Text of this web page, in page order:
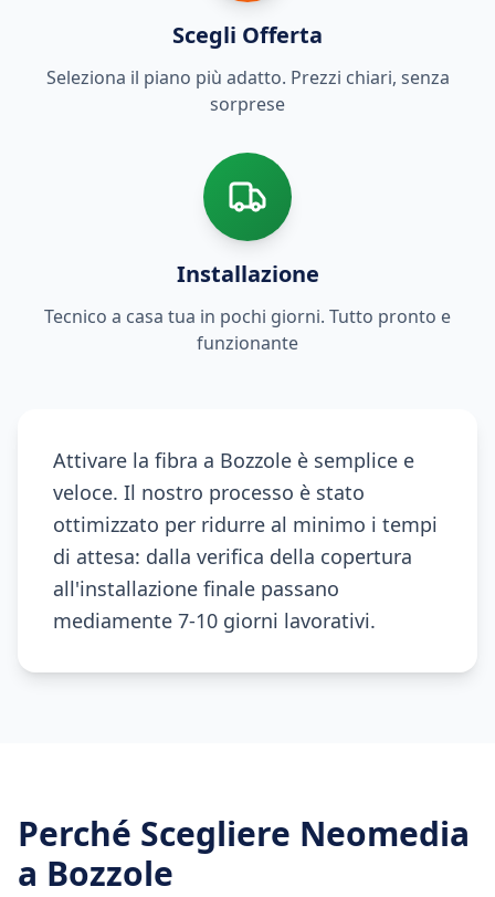
Scegli Offerta
Seleziona il piano più adatto. Prezzi chiari, senza
sorprese
Installazione
Tecnico a casa tua in pochi giorni. Tutto pronto e
funzionante
Attivare la fibra a Bozzole è semplice e
veloce. Il nostro processo è stato
ottimizzato per ridurre al minimo i tempi
di attesa: dalla verifica della copertura
all'installazione finale passano
mediamente 7-10 giorni lavorativi.
Perché Scegliere Neomedia
a Bozzole